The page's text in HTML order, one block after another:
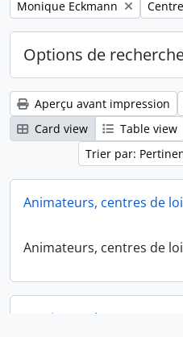
Remove filter:
Monique Eckmann
Options de
Aperçu avant impression
Card view
Table view
Trier par:
Animateurs, centres de
Animateurs, centres de
Monique Eckmann